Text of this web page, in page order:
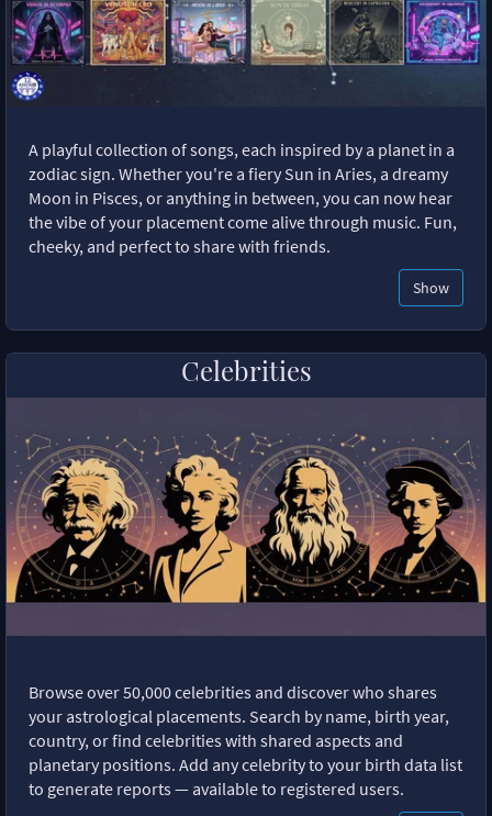
A playful collection of songs, each inspired by a planet in a
zodiac sign. Whether you're a fiery Sun in Aries, a dreamy
Moon in Pisces, or anything in between, you can now hear
the vibe of your placement come alive through music. Fun,
cheeky, and perfect to share with friends.
Show
Celebrities
Browse over 50,000 celebrities and discover who shares
your astrological placements. Search by name, birth year,
country, or find celebrities with shared aspects and
planetary positions. Add any celebrity to your birth data list
to generate reports — available to registered users.